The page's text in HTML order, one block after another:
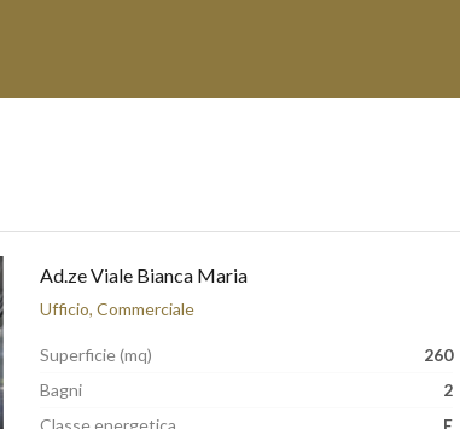
Ad.ze Viale Bianca Maria
Ufficio, Commerciale
Superficie (mq)
260
Bagni
2
Classe energetica
E